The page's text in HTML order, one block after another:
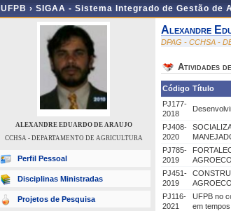
UFPB › SIGAA - Sistema Integrado de Gestão de
ALEXANDRE EDUARDO DE ARAUJO
CCHSA - DEPARTAMENTO DE AGRICULTURA
Perfil Pessoal
Disciplinas Ministradas
Projetos de Pesquisa
Alexandre
DPAG - CCHSA -
Atividades
Código Título
PJ177-
2018
PJ408-
2020
PJ785-
2019
PJ451-
2019
PJ116-
2021
UFPB no
em